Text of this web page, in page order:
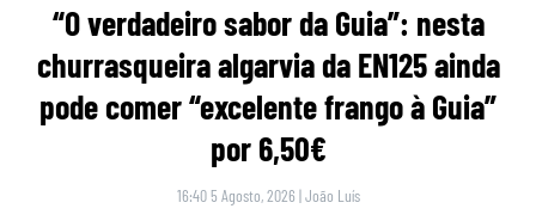
“O verdadeiro sabor da Guia”: nesta
churrasqueira algarvia da EN125 ainda
pode comer “excelente frango à Guia”
por 6,50€
16:40 5 Agosto, 2026 |João Luís